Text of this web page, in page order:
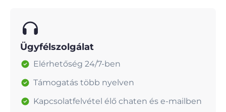
Ügyfélszolgálat
Elérhetőség 24/7-ben
Támogatás több nyelven
Kapcsolatfelvétel élő chaten és e-mailben